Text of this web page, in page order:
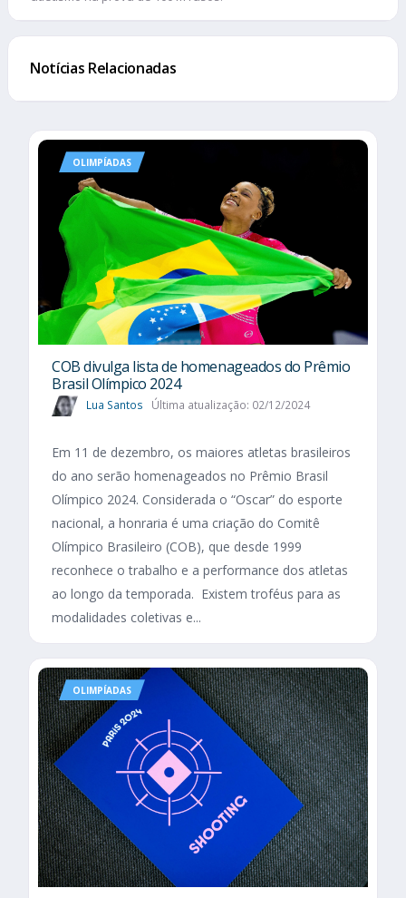
Notícias Relacionadas
OLIMPÍADAS
COB divulga lista de homenageados do Prêmio
Brasil Olímpico 2024
Lua Santos Última atualização: 02/12/2024
Em 11 de dezembro, os maiores atletas brasileiros
do ano serão homenageados no Prêmio Brasil
Olímpico 2024. Considerada o “Oscar” do esporte
nacional, a honraria é uma criação do Comitê
Olímpico Brasileiro (COB), que desde 1999
reconhece o trabalho e a performance dos atletas
ao longo da temporada. Existem troféus para as
modalidades coletivas e...
OLIMPÍADAS